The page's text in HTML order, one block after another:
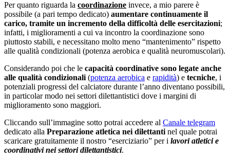
Per quanto riguarda la coordinazione invece, a mio parere è
possibile (a pari tempo dedicato) aumentare continuamente il
carico, tramite un incremento della difficoltà delle esercitazioni;
infatti, i miglioramenti a cui va incontro la coordinazione sono
piuttosto stabili, e necessitano molto meno “mantenimento” rispetto
alle qualità condizionali (potenza aerobica e qualità neuromuscolari).
Considerando poi che le capacità coordinative sono legate anche
alle qualità condizionali(potenza aerobica e rapidità) e tecniche, i
potenziali progressi del calciatore durante l’anno diventano possibili,
in particolar modo nei settori dilettantistici dove i margini di
miglioramento sono maggiori.
Cliccando sull’immagine sotto potrai accedere al Canale telegram
dedicato alla Preparazione atletica nei dilettantinel quale potrai
scaricare gratuitamente il nostro “eserciziario” per i lavori atletici e
coordinativi nei settori dilettantistici.